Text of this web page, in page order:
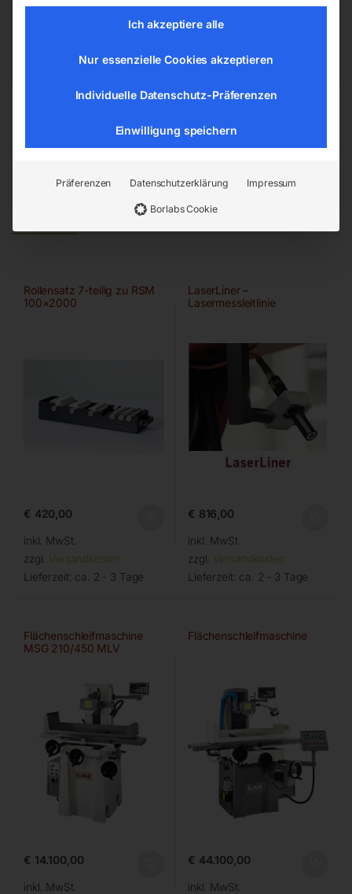
4911 Ried/Tumeltsham
office@elmag.at
Ähnliche Produkte
Rollensatz 7-teilig zu RSM
100×2000
€ 420,00
inkl. MwSt.
zzgl. Versandkosten
Lieferzeit: ca. 2 - 3 Tage
LaserLiner –
Lasermessleitlinie
€ 816,00
inkl. MwSt.
zzgl. Versandkosten
Lieferzeit: ca. 2 - 3 Tage
Flächenschleifmaschine
MSG 210/450 MLV
€ 14.100,00
inkl. MwSt.
Flächenschleifmaschine
€ 44.100,00
inkl. MwSt.
Ich akzeptiere alle
Nur essenzielle Cookies akzeptieren
Individuelle Datenschutz-Präferenzen
Einwilligung speichern
Präferenzen Datenschutzerklärung Impressum
Borlabs Cookie